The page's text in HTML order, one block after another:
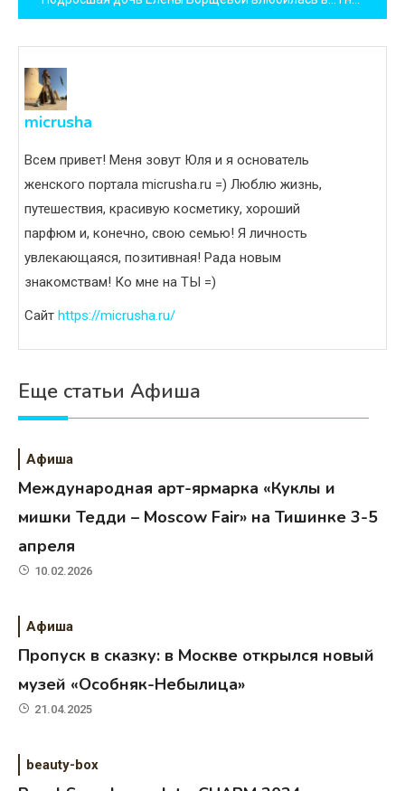
записям
micrusha
Всем привет! Меня зовут Юля и я основатель
женского портала micrusha.ru =) Люблю жизнь,
путешествия, красивую косметику, хороший
парфюм и, конечно, свою семью! Я личность
увлекающаяся, позитивная! Рада новым
знакомствам! Ко мне на ТЫ =)
Сайт https://micrusha.ru/
Еще статьи Афиша
Афиша
Международная арт-ярмарка «Куклы и
мишки Тедди – Moscow Fair» на Тишинке 3-5
апреля
10.02.2026
Афиша
Пропуск в сказку: в Москве открылся новый
музей «Особняк-Небылица»
21.04.2025
beauty-box